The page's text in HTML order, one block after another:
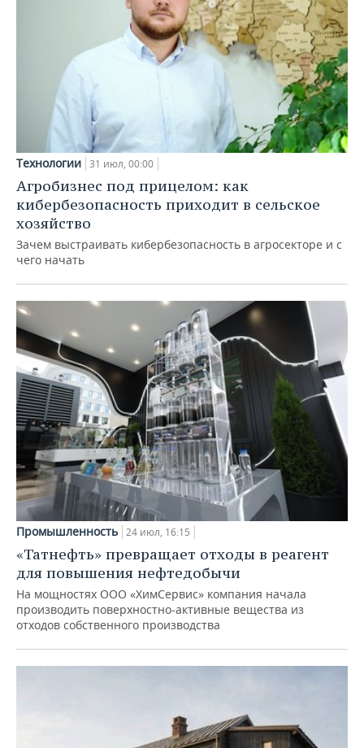
Технологии 31 июл, 00:00
Агробизнес под прицелом: как
кибербезопасность приходит в сельское
хозяйство
Зачем выстраивать кибербезопасность в агросекторе и с
чего начать
Промышленность 24 июл, 16:15
«Татнефть» превращает отходы в реагент
для повышения нефтедобычи
На мощностях ООО «ХимСервис» компания начала
производить поверхностно-активные вещества из
отходов собственного производства